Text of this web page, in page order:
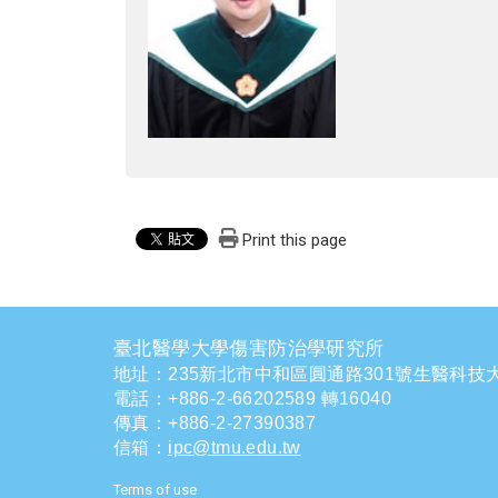
Print this page
臺北醫學大學傷害防治學研究所
地址：235新北市中和區圓通路301號生醫科技
電話 ：+886-2-66202589 轉16040
傳真：+886-2-27390387
信箱 ： ipc@tmu.edu.tw
Terms of use